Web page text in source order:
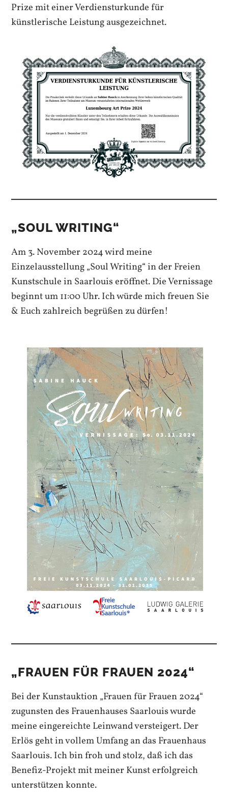
Prize mit einer Verdiensturkunde für
künstlerische Leistung ausgezeichnet.
„SOUL WRITING“
Am 3. November 2024 wird meine
Einzelausstellung „Soul Writing“ in der Freien
Kunstschule in Saarlouis eröffnet. Die Vernissage
beginnt um 11:00 Uhr. Ich würde mich freuen Sie
& Euch zahlreich begrüßen zu dürfen!
„FRAUEN FÜR FRAUEN 2024“
Bei der Kunstauktion „Frauen für Frauen 2024“
zugunsten des Frauenhauses Saarlouis wurde
meine eingereichte Leinwand versteigert. Der
Erlös geht in vollem Umfang an das Frauenhaus
Saarlouis. Ich bin froh und stolz, daß ich das
Benefiz-Projekt mit meiner Kunst erfolgreich
unterstützen konnte.